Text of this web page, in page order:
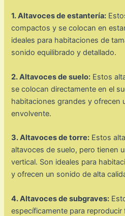
1. Altavoces de estantería:
compactos y se colocan en
ideales para habitaciones de
sonido equilibrado y detallado.
2. Altavoces de suelo: Estos
se colocan directamente en el
habitaciones grandes y ofrecen
envolvente.
3. Altavoces de torre: Estos
altavoces de suelo, pero tienen
vertical. Son ideales para
y ofrecen un sonido de alta
4. Altavoces de subgraves:
específicamente para reproducir